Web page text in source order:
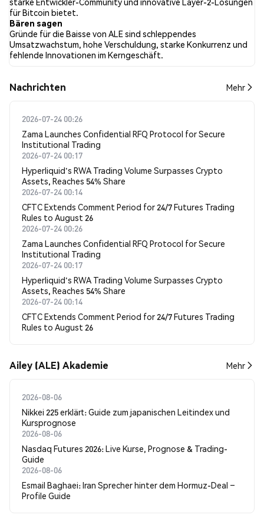
im Vergleich zu 12.50% der Tweets mit einer bärischen Stimmung
über ALE. 75.00% der Tweets waren neutral gegenüber ALE.
Diese Stimmungen basieren auf 8 Tweets.
für Bitcoin bietet.
Bären sagen
Gründe für die Baisse von ALE sind schleppendes
Umsatzwachstum, hohe Verschuldung, starke Konkurrenz und
fehlende Innovationen im Kerngeschäft.
Nachrichten Mehr
2026-07-24 00:26
Zama Launches Confidential RFQ Protocol for Secure
Institutional Trading
2026-07-24 00:17
Hyperliquid's RWA Trading Volume Surpasses Crypto
Assets, Reaches 54% Share
2026-07-24 00:14
CFTC Extends Comment Period for 24/7 Futures Trading
Rules to August 26
2026-07-24 00:26
Zama Launches Confidential RFQ Protocol for Secure
Institutional Trading
2026-07-24 00:17
Hyperliquid's RWA Trading Volume Surpasses Crypto
Assets, Reaches 54% Share
2026-07-24 00:14
CFTC Extends Comment Period for 24/7 Futures Trading
Rules to August 26
Ailey (ALE) Akademie Mehr
2026-08-06
Nikkei 225 erklärt: Guide zum japanischen Leitindex und
Kursprognose
2026-08-06
Nasdaq Futures 2026: Live Kurse, Prognose & Trading-
Guide
2026-08-06
Esmail Baghaei: Iran Sprecher hinter dem Hormuz-Deal –
Profile Guide